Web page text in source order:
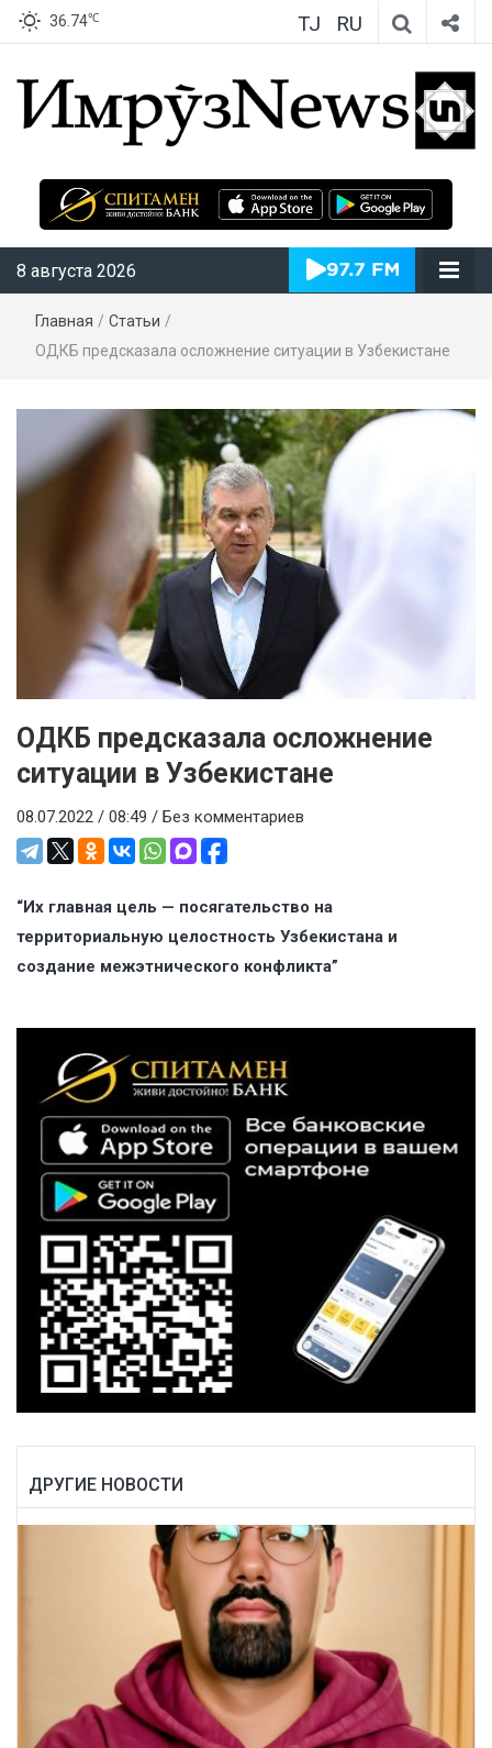
36.74℃ TJ RU
ИмрӯзNews
8 августа 2026
Главная / Статьи /
ОДКБ предсказала осложнение ситуации в Узбекистане
ОДКБ предсказала осложнение
ситуации в Узбекистане
08.07.2022 / 08:49 / Без комментариев
“Их главная цель — посягательство на
территориальную целостность Узбекистана и
создание межэтнического конфликта”
ДРУГИЕ НОВОСТИ